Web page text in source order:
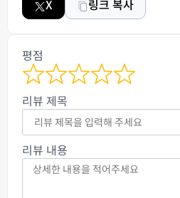
X
링크 복사
평점
리뷰 제목
리뷰 내용